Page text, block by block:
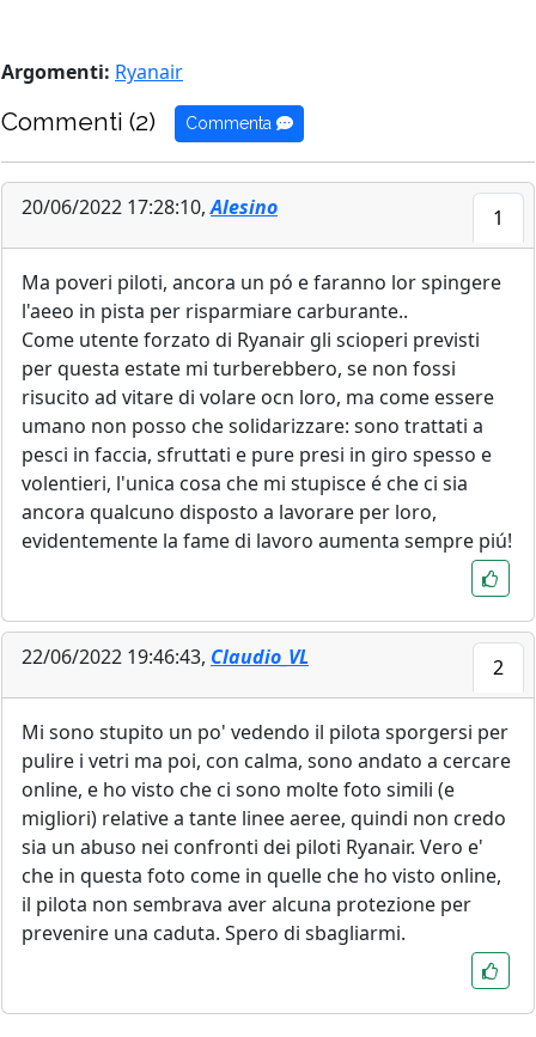
Argomenti: Ryanair
Commenti (2) Commenta
20/06/2022 17:28:10,Alesino 1
Ma poveri piloti, ancora un pó e faranno lor spingere
l'aeeo in pista per risparmiare carburante..
Come utente forzato di Ryanair gli scioperi previsti
per questa estate mi turberebbero, se non fossi
risucito ad vitare di volare ocn loro, ma come essere
umano non posso che solidarizzare: sono trattati a
pesci in faccia, sfruttati e pure presi in giro spesso e
volentieri, l'unica cosa che mi stupisce é che ci sia
ancora qualcuno disposto a lavorare per loro,
evidentemente la fame di lavoro aumenta sempre piú!
22/06/2022 19:46:43, Claudio_VL 2
Mi sono stupito un po' vedendo il pilota sporgersi per
pulire i vetri ma poi, con calma, sono andato a cercare
online, e ho visto che ci sono molte foto simili (e
migliori) relative a tante linee aeree, quindi non credo
sia un abuso nei confronti dei piloti Ryanair. Vero e'
che in questa foto come in quelle che ho visto online,
il pilota non sembrava aver alcuna protezione per
prevenire una caduta. Spero di sbagliarmi.